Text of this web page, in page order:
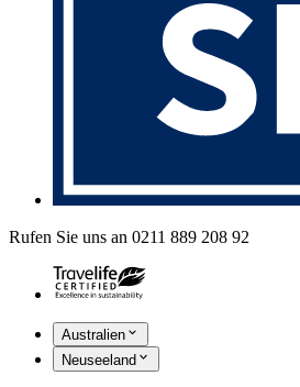
Rufen Sie uns an 0211 889 208 92
Australien
Neuseeland